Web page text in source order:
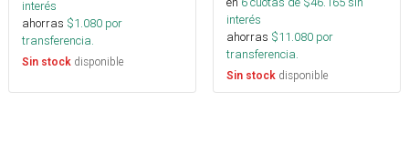
interés
ahorras $1.080 por
transferencia.
Sin stock disponible
interés
ahorras $11.080 por
transferencia.
Sin stock disponible